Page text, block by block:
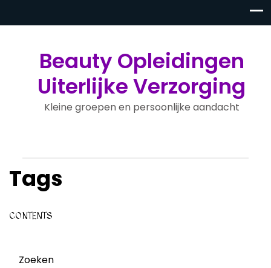
Beauty Opleidingen
Uiterlijke Verzorging
Kleine groepen en persoonlijke aandacht
Tags
CONTENTS
Zoeken